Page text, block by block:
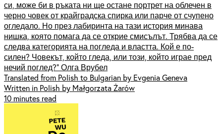
си, може би в ръката ни ще остане портрет на облечен в
черно човек от крайградска спирка или парче от счупено
огледало. Но през лабиринта на тази история минава
нишка, която помага да се открие смисълът. Трябва да се
следва категорията на погледа и властта. Кой е по-
силен? Човекът, който гледа, или този, който играе пред
нечий поглед?“ Олга Врубел
Translated from Polish to Bulgarian by Evgenia Geneva
Written in Polish by Małgorzata Żarów
10 minutes read